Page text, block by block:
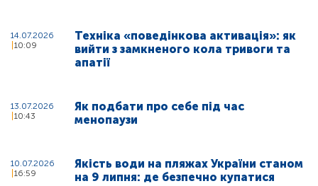
14.07.2026
10:09
Техніка «поведінкова активація»: як
вийти з замкненого кола тривоги та
апатії
13.07.2026
10:43
Як подбати про себе під час
менопаузи
10.07.2026
16:59
Якість води на пляжах України станом
на 9 липня: де безпечно купатися